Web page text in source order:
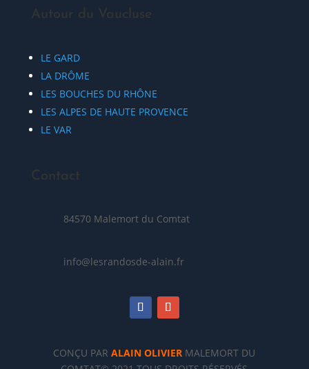
Autour du Vaucluse
LE GARD
LA DRÔME
LES BOUCHES DU RHÔNE
LES ALPES DE HAUTE PROVENCE
LE VAR
Contact
84570 Malemort du Comtat
info@lesrandosde-alain.fr
CONÇU PAR ALAIN OLIVIER MALEMORT DU